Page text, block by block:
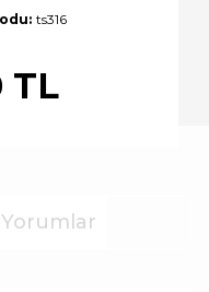
TL
ts316
Yorumlar